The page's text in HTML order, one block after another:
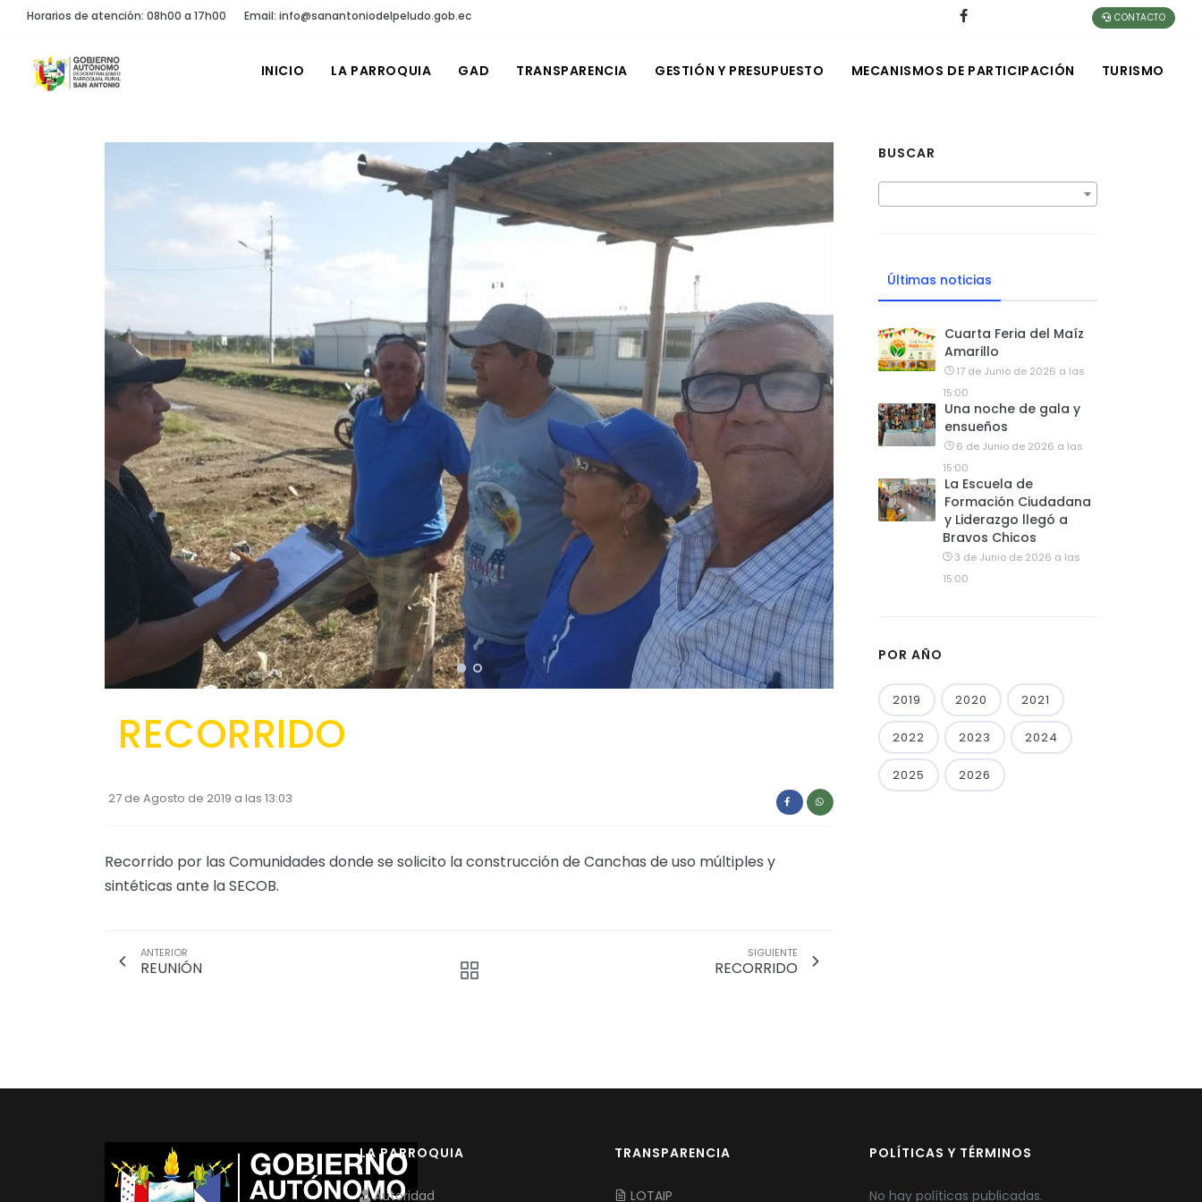
Horarios de atención: 08h00 a 17h00 Email: info@sanantoniodelpeludo.gob.ec CONTACTO
INICIO LA PARROQUIA GAD TRANSPARENCIA GESTIÓN Y PRESUPUESTO MECANISMOS DE PARTICIPACIÓN TURISMO
RECORRIDO
27 de Agosto de 2019 a las 13:03
Recorrido por las Comunidades donde se solicito la construcción de Canchas de uso múltiples y
sintéticas ante la SECOB.
ANTERIOR
REUNIÓN
SIGUIENTE
RECORRIDO
BUSCAR
Últimas noticias
Cuarta Feria del Maíz
Amarillo
17 de Junio de 2026 a las
15:00
Una noche de gala y
ensueños
6 de Junio de 2026 a las
15:00
La Escuela de
Formación Ciudadana
y Liderazgo llegó a
Bravos Chicos
3 de Junio de 2026 a las
15:00
POR AÑO
2019 2020 2021
2022 2023 2024
2025 2026
LA PARROQUIA
Autoridad
TRANSPARENCIA
LOTAIP
POLÍTICAS Y TÉRMINOS
No hay políticas publicadas.